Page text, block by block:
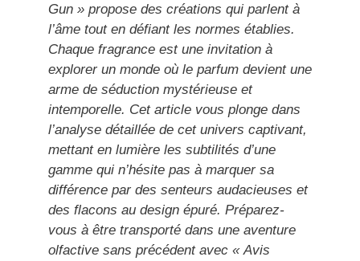
Gun » propose des créations qui parlent à
l’âme tout en défiant les normes établies.
Chaque fragrance est une invitation à
explorer un monde où le parfum devient une
arme de séduction mystérieuse et
intemporelle. Cet article vous plonge dans
l’analyse détaillée de cet univers captivant,
mettant en lumière les subtilités d’une
gamme qui n’hésite pas à marquer sa
différence par des senteurs audacieuses et
des flacons au design épuré. Préparez-
vous à être transporté dans une aventure
olfactive sans précédent avec « Avis